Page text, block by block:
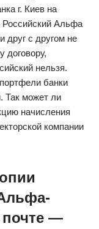
г. Киев на
Российский Альфа
друг с другом не
договору,
нельзя.
банки
Так может ли
начисления
компании
почте —